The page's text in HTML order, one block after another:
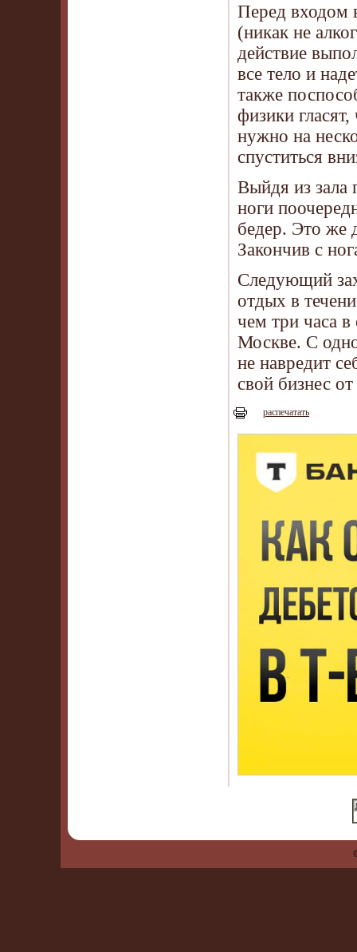
Перед входом
(никак не
действие
все тело и
также
физики
нужно на
спуститься
Выйдя из зала
ноги
бедер. Это же
Закончив с
Следующий
отдых в
чем три часа
Москве. С
не навредит
свой бизнес
распечатать